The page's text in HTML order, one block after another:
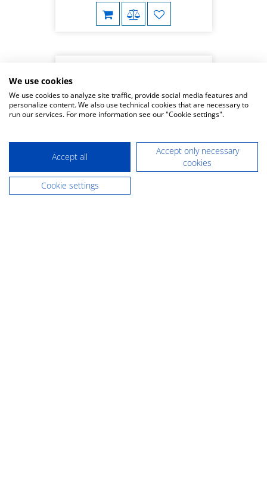
Líquido de mezcla ceraMotion®
press invest
We use cookies
We use cookies to analyze site traffic, provide social media features and
personalize content. We also use technical cookies that are necessary to
run our services. For more information see our "Cookie settings".
Accept all
Accept only necessary
cookies
Cookie settings